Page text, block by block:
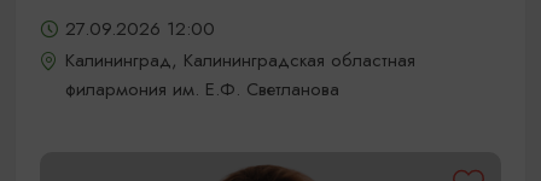
27.09.2026 12:00
Калининград, Калининградская областная
филармония им. Е.Ф. Светланова